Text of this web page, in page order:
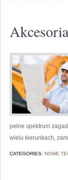
pełne spektrum
wielu kierunkach,
CATEGORIES: NOWE